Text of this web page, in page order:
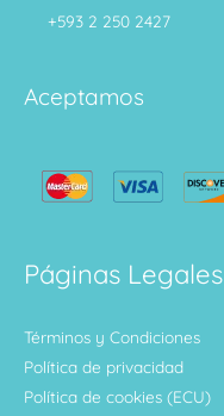
+593 2 250 2427
Aceptamos
Páginas Legales
Términos y Condiciones
Política de privacidad
Política de cookies (ECU)